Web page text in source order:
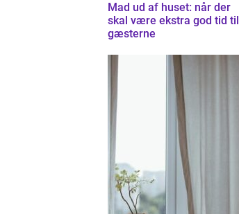
Mad ud af huset: når der
skal være ekstra god tid til
gæsterne